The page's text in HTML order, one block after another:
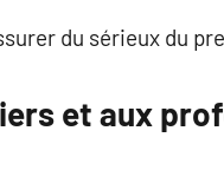
du sérieux du
et aux